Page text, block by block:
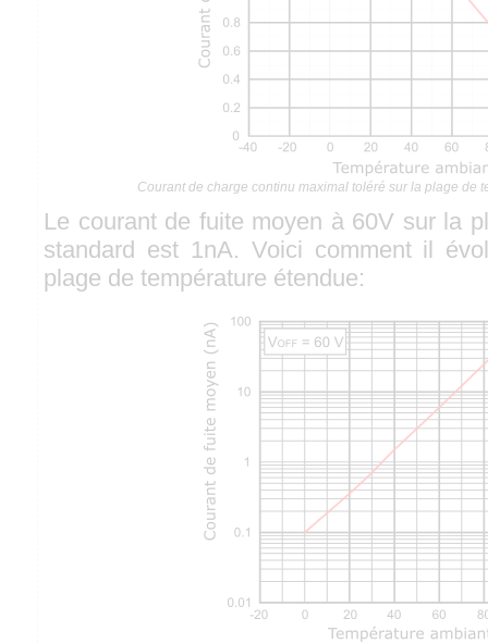
Courant de charge continu maximal toléré sur la plage de
Le courant de fuite moyen à 60V sur la
standard est 1nA. Voici comment il
plage de température étendue: